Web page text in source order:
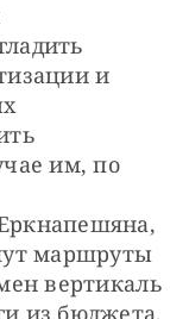
и
им, по
маршруты
вертикаль